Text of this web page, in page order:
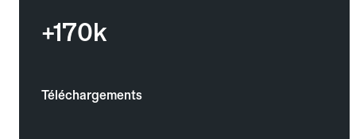
+170k
Téléchargements